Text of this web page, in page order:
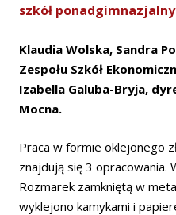
szkół
Klaudia Wolska, Sandra
Zespołu Szkół
Izabella Galuba-Bryja,
Mocna.
Praca w formie oklejonego
znajdują się 3 opracowania.
Rozmarek zamkniętą w
wyklejono kamykami i